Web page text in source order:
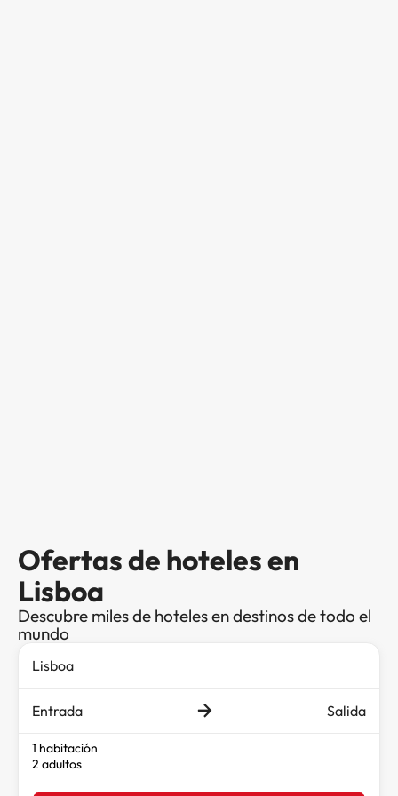
Ofertas de hoteles en
Lisboa
Descubre miles de hoteles en destinos de todo el
mundo
Entrada Salida
1 habitación
2 adultos